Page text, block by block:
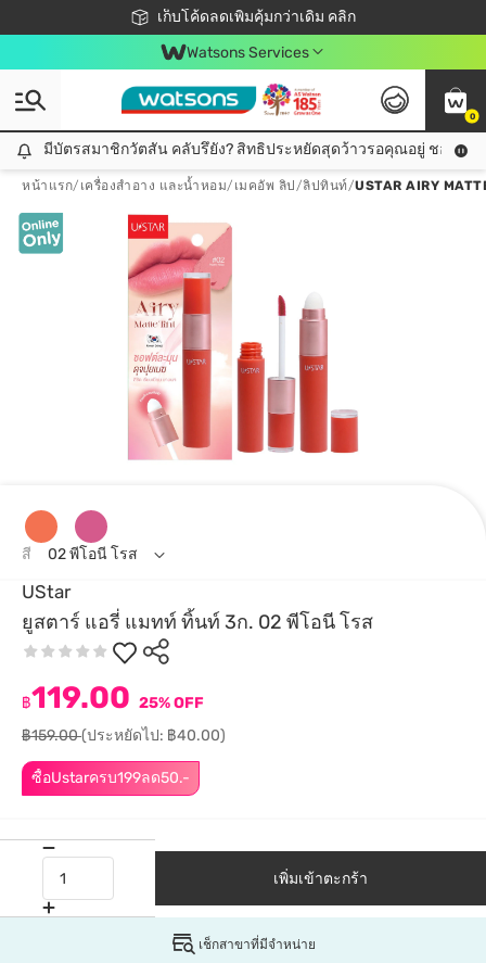
เก็บโค้ดลดเพิ่มคุ้มกว่าเดิม คลิก
ชอปออนไลน์ครั้งแรก ลดเพิ่มจุก ๆ 10%! 🎉
📦ส่งฟรี! เมื่อชอป 499฿
สมาชิกวัตสัน คลับดียังไง?
Watsons Services
0
มีบัตรสมาชิกวัตสัน คลับรึยัง? สิทธิประหยัดสุดว้าวรอคุณอยู่ ชอปคุ้มกว่าเดิม คลิก!
มีบัตรสมาชิกวัตสัน คลับรึยัง? สิทธิประหยัดสุดว้าวรอคุณอยู่ ชอปคุ้มก
หน้าแรก/ เครื่องสำอาง และน้ำหอม/ เมคอัพ ลิป /ลิปทินท์/USTAR AIRY
UStar
ยูสตาร์ แอรี่ แมทท์ ทิ้นท์ 3ก. 02 พีโอนี โรส
ซื้อUstarครบ199ลด50.-
฿119.00 25% OFF
฿159.00(ประหยัดไป: ฿40.00)
สี 02 พีโอนี โรส
เพิ่มเข้าตะกร้า
เช็กสาขาที่มีจำหน่าย